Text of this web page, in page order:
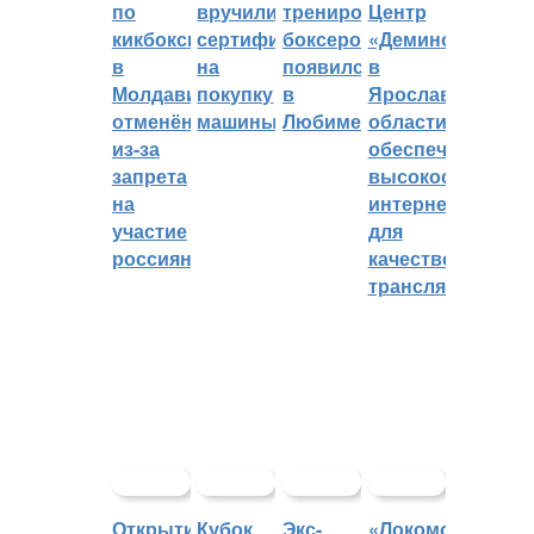
по
кикбоксингу
в
Молдавии
отменён
из-за
запрета
на
участие
россиян
вручили
сертификат
на
покупку
машины
тренировок
боксеров
появился
в
Любиме
Центр
«Демино»
в
Ярославской
области
обеспечивают
интернетом
для
качественных
трансляций